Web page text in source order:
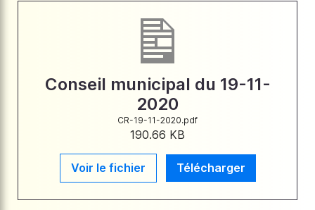
Conseil municipal du 19-11-
2020
CR-19-11-2020.pdf
190.66 KB
Voir le fichier Télécharger